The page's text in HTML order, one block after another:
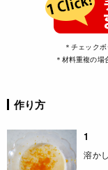
＊チェック
＊材料重複の場
作り方
1
溶か